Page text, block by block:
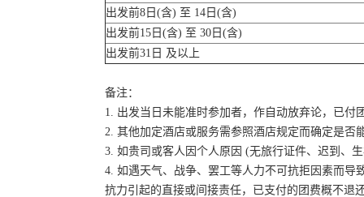
出发前8日(含) 至 14日(含)
出发前15日(含) 至 30日(含)
出发前31日 及以上
备注：
1. 出发当日未能准时参加者，作自动放弃论，已付
2. 其他加定酒店或服务需参照酒店规定而确定是否
3. 如贵司或客人因个人原因 (无旅行证件、迟到、
4. 如遇天气、战争、罢工等人力不可抗拒因素而
抗力引起的直接或间接责任，已支付的团费概不退